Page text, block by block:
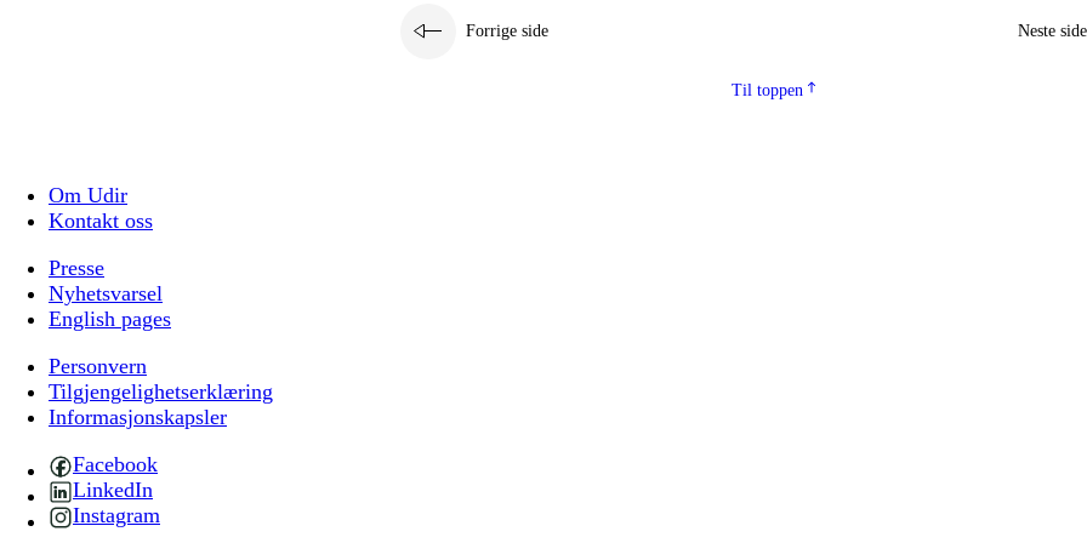
Forrige side Neste side
Til toppen
Om Udir
Kontakt oss
Presse
Nyhetsvarsel
English pages
Personvern
Tilgjengelighetserklæring
Informasjonskapsler
Facebook
LinkedIn
Instagram